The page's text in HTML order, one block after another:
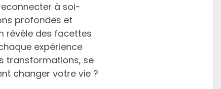
à soi-
profondes et
révèle des facettes
expérience
transformations, se
changer votre vie ?